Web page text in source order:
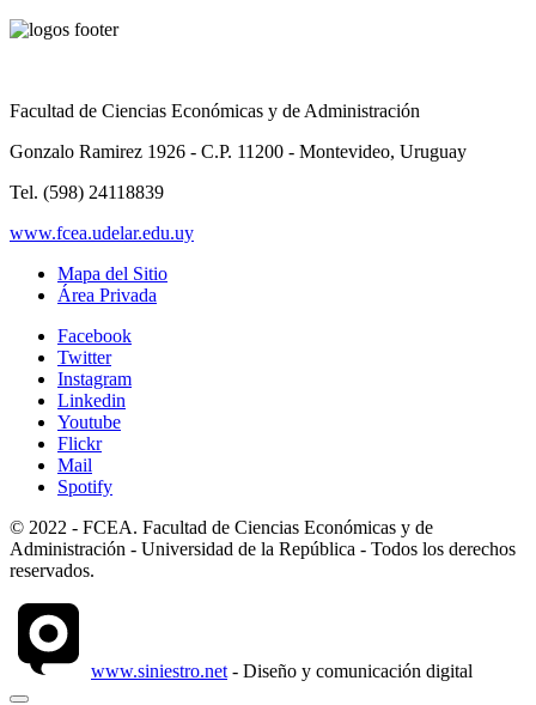
Facultad de Ciencias Económicas y de Administración
Gonzalo Ramirez 1926 - C.P. 11200 - Montevideo, Uruguay
Tel. (598) 24118839
www.fcea.udelar.edu.uy
Mapa del Sitio
Área Privada
Facebook
Twitter
Instagram
Linkedin
Youtube
Flickr
Mail
Spotify
© 2022 - FCEA. Facultad de Ciencias Económicas y de
Administración - Universidad de la República - Todos los derechos
reservados.
www.siniestro.net - Diseño y comunicación digital